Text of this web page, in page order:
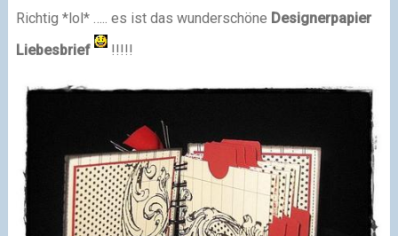
Richtig *lol* ….. es ist das wunderschöne Designerpapier
Liebesbrief
!!!!!